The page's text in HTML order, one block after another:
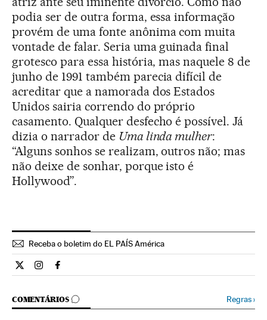
podia ser de outra forma, essa informação
provém de uma fonte anônima com muita
vontade de falar. Seria uma guinada final
grotesco para essa história, mas naquele 8 de
junho de 1991 também parecia difícil de
acreditar que a namorada dos Estados
Unidos sairia correndo do próprio
casamento. Qualquer desfecho é possível. Já
dizia o narrador de Uma linda mulher:
“Alguns sonhos se realizam, outros não; mas
não deixe de sonhar, porque isto é
Hollywood”.
Receba o boletim do EL PAÍS América
Estilo El País Brasil en Twitter
Estilo El País Brasil en Instagram
Estilo El País Brasil en Facebook
COMENTÁRIOS
COMENTÁRIOS Regras›